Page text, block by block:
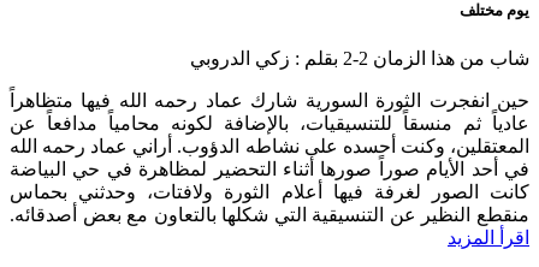
يوم مختلف
شاب من هذا الزمان 2-2 بقلم : زكي الدروبي
حين انفجرت الثورة السورية شارك عماد رحمه الله فيها متظاهراً
عادياً ثم منسقاً للتنسيقيات، بالإضافة لكونه محامياً مدافعاً عن
المعتقلين، وكنت أحسده على نشاطه الدؤوب. أراني عماد رحمه الله
في أحد الأيام صوراً صورها أثناء التحضير لمظاهرة في حي البياضة
كانت الصور لغرفة فيها أعلام الثورة ولافتات، وحدثني بحماس
منقطع النظير عن التنسيقية التي شكلها بالتعاون مع بعض أصدقائه.
اقرأ المزيد